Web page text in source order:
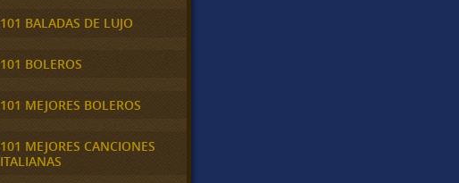
101 BALADAS DE LUJO
101 BOLEROS
101 MEJORES BOLEROS
101 MEJORES CANCIONES
ITALIANAS